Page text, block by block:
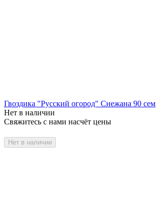
Гвоздика "Русский огород" Снежана 90 сем
Нет в наличии
Свяжитесь с нами насчёт цены
Нет в наличии